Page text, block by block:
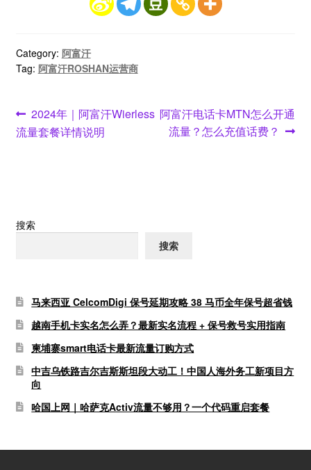
Category: 阿富汗
Tag: 阿富汗ROSHAN运营商
文
章
Previous
post:
2024年｜阿富汗Wierless
流量套餐详情说明
Next
post:
阿富汗电话卡MTN怎么开通
流量？怎么充值话费？
搜索
搜索
马来西亚 CelcomDigi 保号延期攻略 38 马币全年保号超省钱
越南手机卡实名怎么弄？最新实名流程 + 保号救号实用指南
柬埔寨smart电话卡最新流量订购方式
中吉乌铁路吉尔吉斯斯坦段大动工！中国人海外务工新项目方
向
哈国上网｜哈萨克Activ流量不够用？一个代码重启套餐